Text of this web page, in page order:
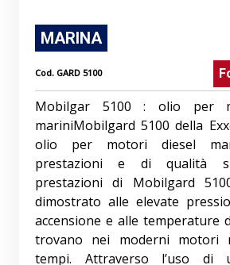
MARINA
Cod. GARD 5100
Mobilgar 5100 : olio per
mariniMobilgard 5100 della
olio per motori diesel
prestazioni e di qualità
prestazioni di Mobilgard
dimostrato alle elevate
accensione e alle temperature
trovano nei moderni motori
tempi. Attraverso l’uso di